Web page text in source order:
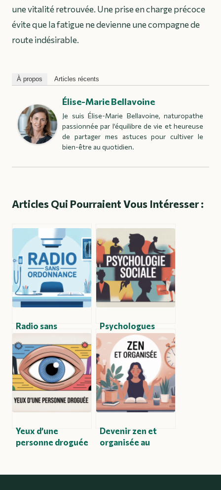
une vitalité retrouvée. Une prise en charge précoce
évite que la fatigue ne devienne une compagne de
route indésirable.
À propos Articles récents
Élise-Marie Bellavoine
Je suis Élise-Marie Bellavoine, naturopathe
passionnée par l’équilibre de vie et heureuse
de partager mes astuces pour cultiver le
bien-être au quotidien.
Articles Qui Pourraient Vous Intéresser :
Radio sans
qu’il faut vraiment
savoir avant d’agir
Psychologues
sociaux : rôle,
méthodes et
enjeux
contemporains
Yeux d’une
personne droguée
réactions à avoir
Devenir zen et
organisée au
robot